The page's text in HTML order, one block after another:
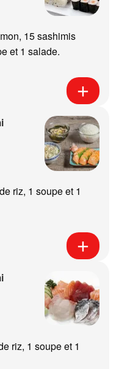
15 sashimis
et 1 salade.
riz, 1 soupe et 1
riz, 1 soupe et 1